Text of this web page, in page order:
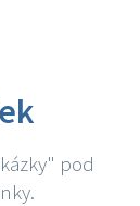
pod